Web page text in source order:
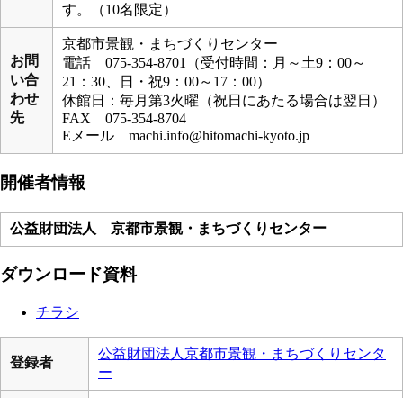
す。（10名限定）
お問
い合
わせ
先
京都市景観・まちづくりセンター
電話 075-354-8701（受付時間：月～土9：00～
21：30、日・祝9：00～17：00）
休館日：毎月第3火曜（祝日にあたる場合は翌日）
FAX 075-354-8704
Eメール machi.info@hitomachi-kyoto.jp
開催者情報
公益財団法人 京都市景観・まちづくりセンター
ダウンロード資料
チラシ
登録者
公益財団法人京都市景観・まちづくりセンタ
ー